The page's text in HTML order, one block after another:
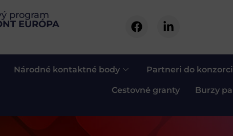
program
EURÓPA
Národné kontaktné body Partneri do
Cestovné granty Burzy